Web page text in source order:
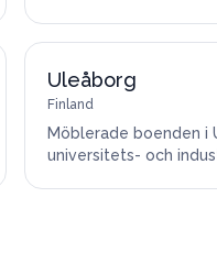
Uleåborg
Finland
Möblerade boenden i
universitets- och